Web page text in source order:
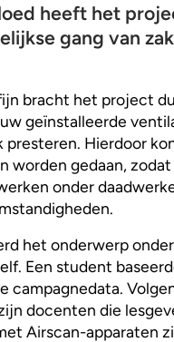
heeft het
gang van
bracht het project
geïnstalleerde
presteren. Hierdoor
worden gedaan,
onder
het onderwerp
Een student
campagnedata.
docenten die
Airscan-apparaten